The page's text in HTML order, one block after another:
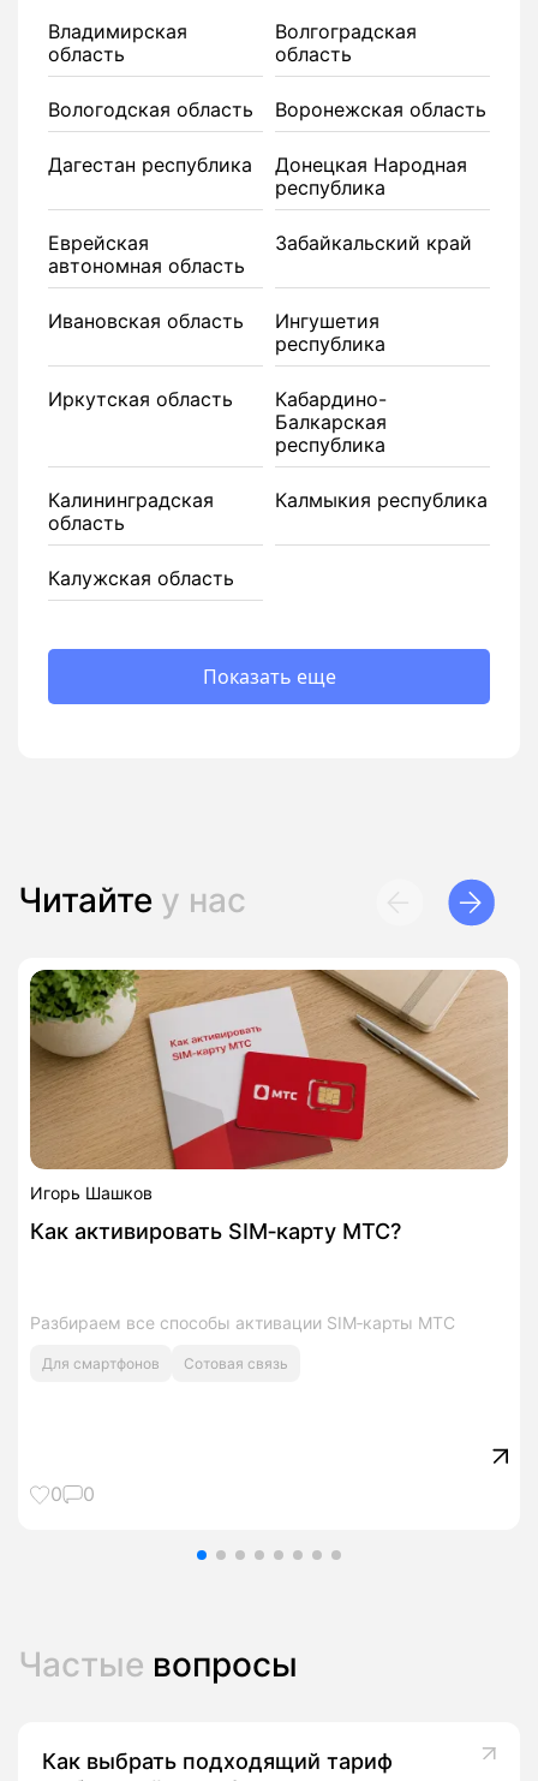
Владимирская
область
Волгоградская
область
Вологодская область Воронежская область
Дагестан республика
Донецкая Народная
республика
Еврейская
автономная область
Забайкальский край
Ивановская область
Ингушетия
республика
Иркутская область
Кабардино-
Балкарская
республика
Калининградская
область
Калмыкия республика
Калужская область
Показать еще
Читайте у нас
Игорь Шашков
Как активировать SIM‑карту МТС?
Разбираем все способы активации SIM‑карты МТС
Для смартфонов Сотовая связь
0 0
Частые вопросы
Как выбрать подходящий тариф